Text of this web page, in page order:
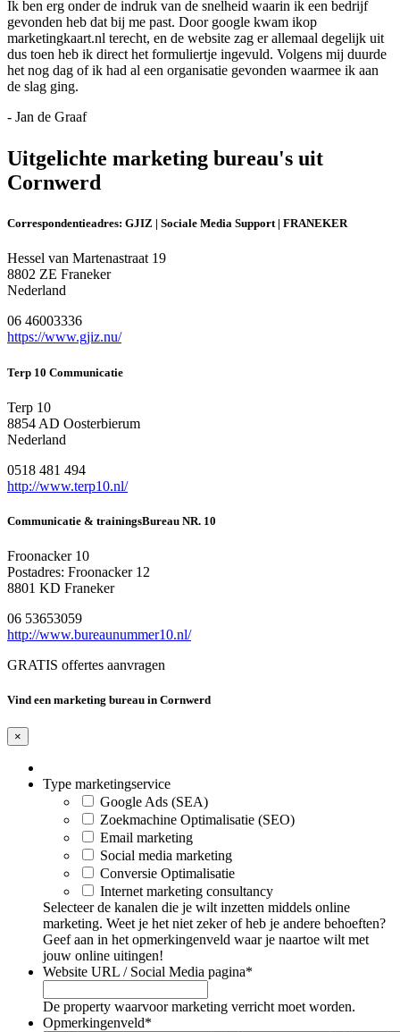
Ik ben erg onder de indruk van de snelheid waarin ik een bedrijf
gevonden heb dat bij me past. Door google kwam ikop
marketingkaart.nl terecht, en de website zag er allemaal degelijk uit
dus toen heb ik direct het formuliertje ingevuld. Volgens mij duurde
het nog dag of ik had al een organisatie gevonden waarmee ik aan
de slag ging.
- Jan de Graaf
Uitgelichte marketing bureau's uit
Cornwerd
Correspondentieadres: GJIZ | Sociale Media Support | FRANEKER
Hessel van Martenastraat 19
8802 ZE Franeker
Nederland
06 46003336
https://www.gjiz.nu/
Terp 10 Communicatie
Terp 10
8854 AD Oosterbierum
Nederland
0518 481 494
http://www.terp10.nl/
Communicatie & trainingsBureau NR. 10
Froonacker 10
Postadres: Froonacker 12
8801 KD Franeker
06 53653059
http://www.bureaunummer10.nl/
GRATIS offertes aanvragen
Vind een marketing bureau in Cornwerd
×
Type marketingservice
Google Ads (SEA)
Zoekmachine Optimalisatie (SEO)
Email marketing
Social media marketing
Conversie Optimalisatie
Internet marketing consultancy
Selecteer de kanalen die je wilt inzetten middels online
marketing. Weet je het niet zeker of heb je andere behoeften?
Geef aan in het opmerkingenveld waar je naartoe wilt met
jouw online uitingen!
Website URL / Social Media pagina*
De property waarvoor marketing verricht moet worden.
Opmerkingenveld*